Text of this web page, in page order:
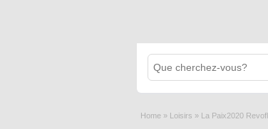
Home » Loisirs » La Paix2020